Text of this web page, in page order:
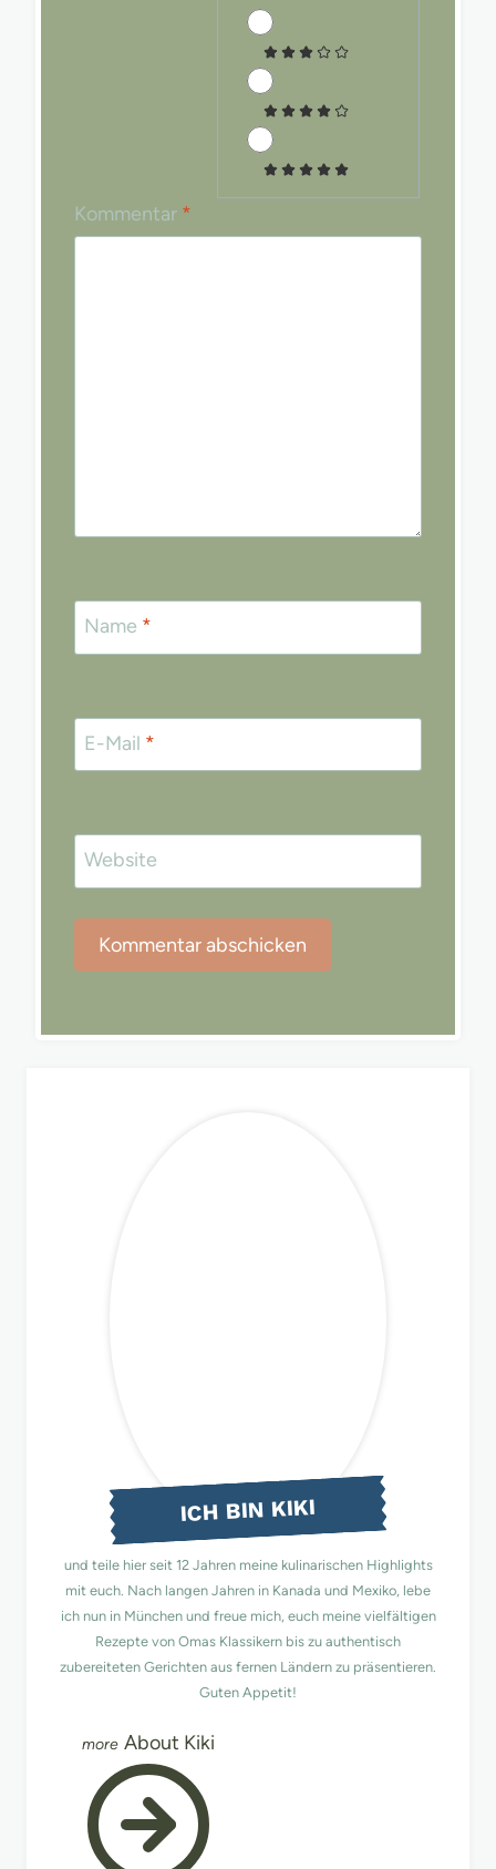
Kommentar *
Name *
E-Mail *
Website
ICH BIN KIKI
und teile hier seit 12 Jahren meine kulinarischen Highlights
mit euch. Nach langen Jahren in Kanada und Mexiko, lebe
ich nun in München und freue mich, euch meine vielfältigen
Rezepte von Omas Klassikern bis zu authentisch
zubereiteten Gerichten aus fernen Ländern zu präsentieren.
Guten Appetit!
About Kiki